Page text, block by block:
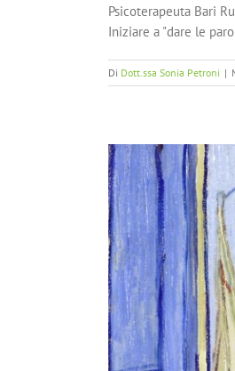
Psicoterapeuta Bari
Iniziare a "dare le
Di Dott.ssa Sonia Petroni |